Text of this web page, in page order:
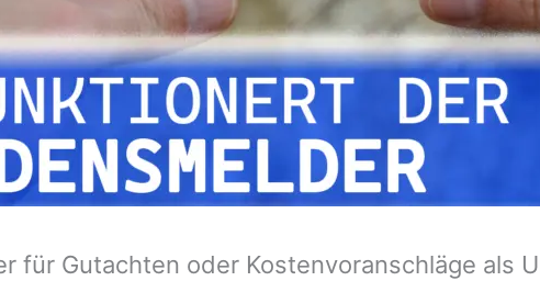
für Gutachten oder Kostenvoranschläge als